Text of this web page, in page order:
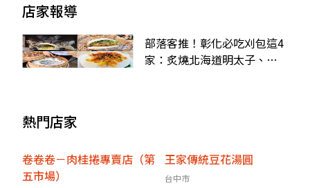
店家報導
部落客推！彰化必吃刈包這4
家：炙燒北海道明太子、塔
熱門店家
卷卷卷－肉桂捲專賣店（第
五市場）
王家傳統豆花湯圓
台中市